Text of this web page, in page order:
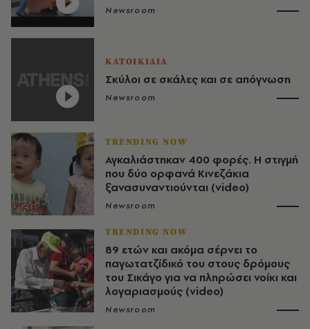
Newsroom
ΚΑΤΟΙΚΙΔΙΑ
Σκύλοι σε σκάλες και σε απόγνωση
Newsroom
TRENDING NOW
Αγκαλιάστηκαν 400 φορές. Η στιγμή
που δύο ορφανά Κινεζάκια
ξανασυναντιούνται (video)
Newsroom
TRENDING NOW
89 ετών και ακόμα σέρνει το
παγωτατζίδικό του στους δρόμους
του Σικάγο για να πληρώσει νοίκι και
λογαριασμούς (video)
Newsroom